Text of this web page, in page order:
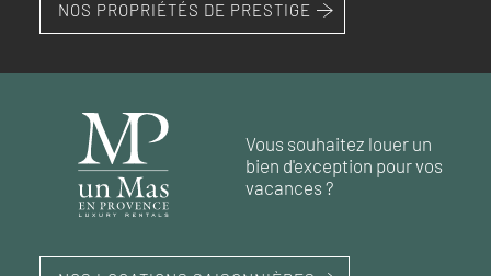
118 000 €
29 m²
RÉF. 016145
50 m²2
RÉF. 018604
63 m² 2
120 000 €
35 m²
139 000 €
69 m²2
NOS PROPRIÉTÉS DE PRESTIGE
Vous souhaitez louer un
bien d'exception pour vos
vacances ?